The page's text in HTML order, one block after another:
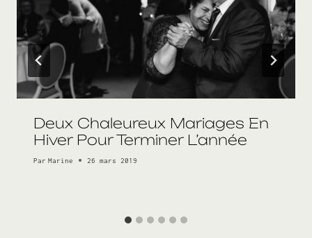
Deux Chaleureux Mariages En
Hiver Pour Terminer L’année
Par Marine 26 mars 2019